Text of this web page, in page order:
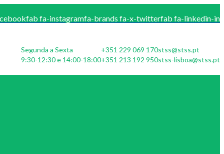
fab fa-instagramfa-brands fa-x-twitterfab fa-linkedin-in
Segunda a Sexta
9:30-12:30 e 14:00-18:00
+351 229 069 170
+351 213 192 950
stss@stss.pt
stss-lisboa@stss.pt